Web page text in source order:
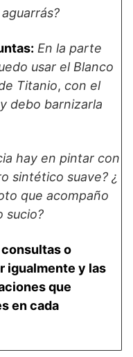
En la parte
usar el Blanco
Titanio, con el
debo barnizarla
hay en pintar con
sintético suave? ¿
que acompaño
sucio?
consultas o
igualmente y las
que
en cada